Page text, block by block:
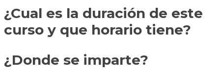
¿Cual es la duración de este
curso y que horario tiene?
¿Donde se imparte?